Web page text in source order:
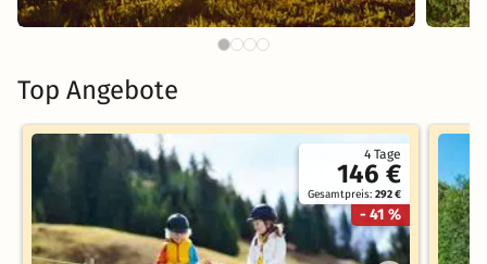
Top Angebote
4 Tage
146 €
Gesamtpreis:292 €
- 41 %